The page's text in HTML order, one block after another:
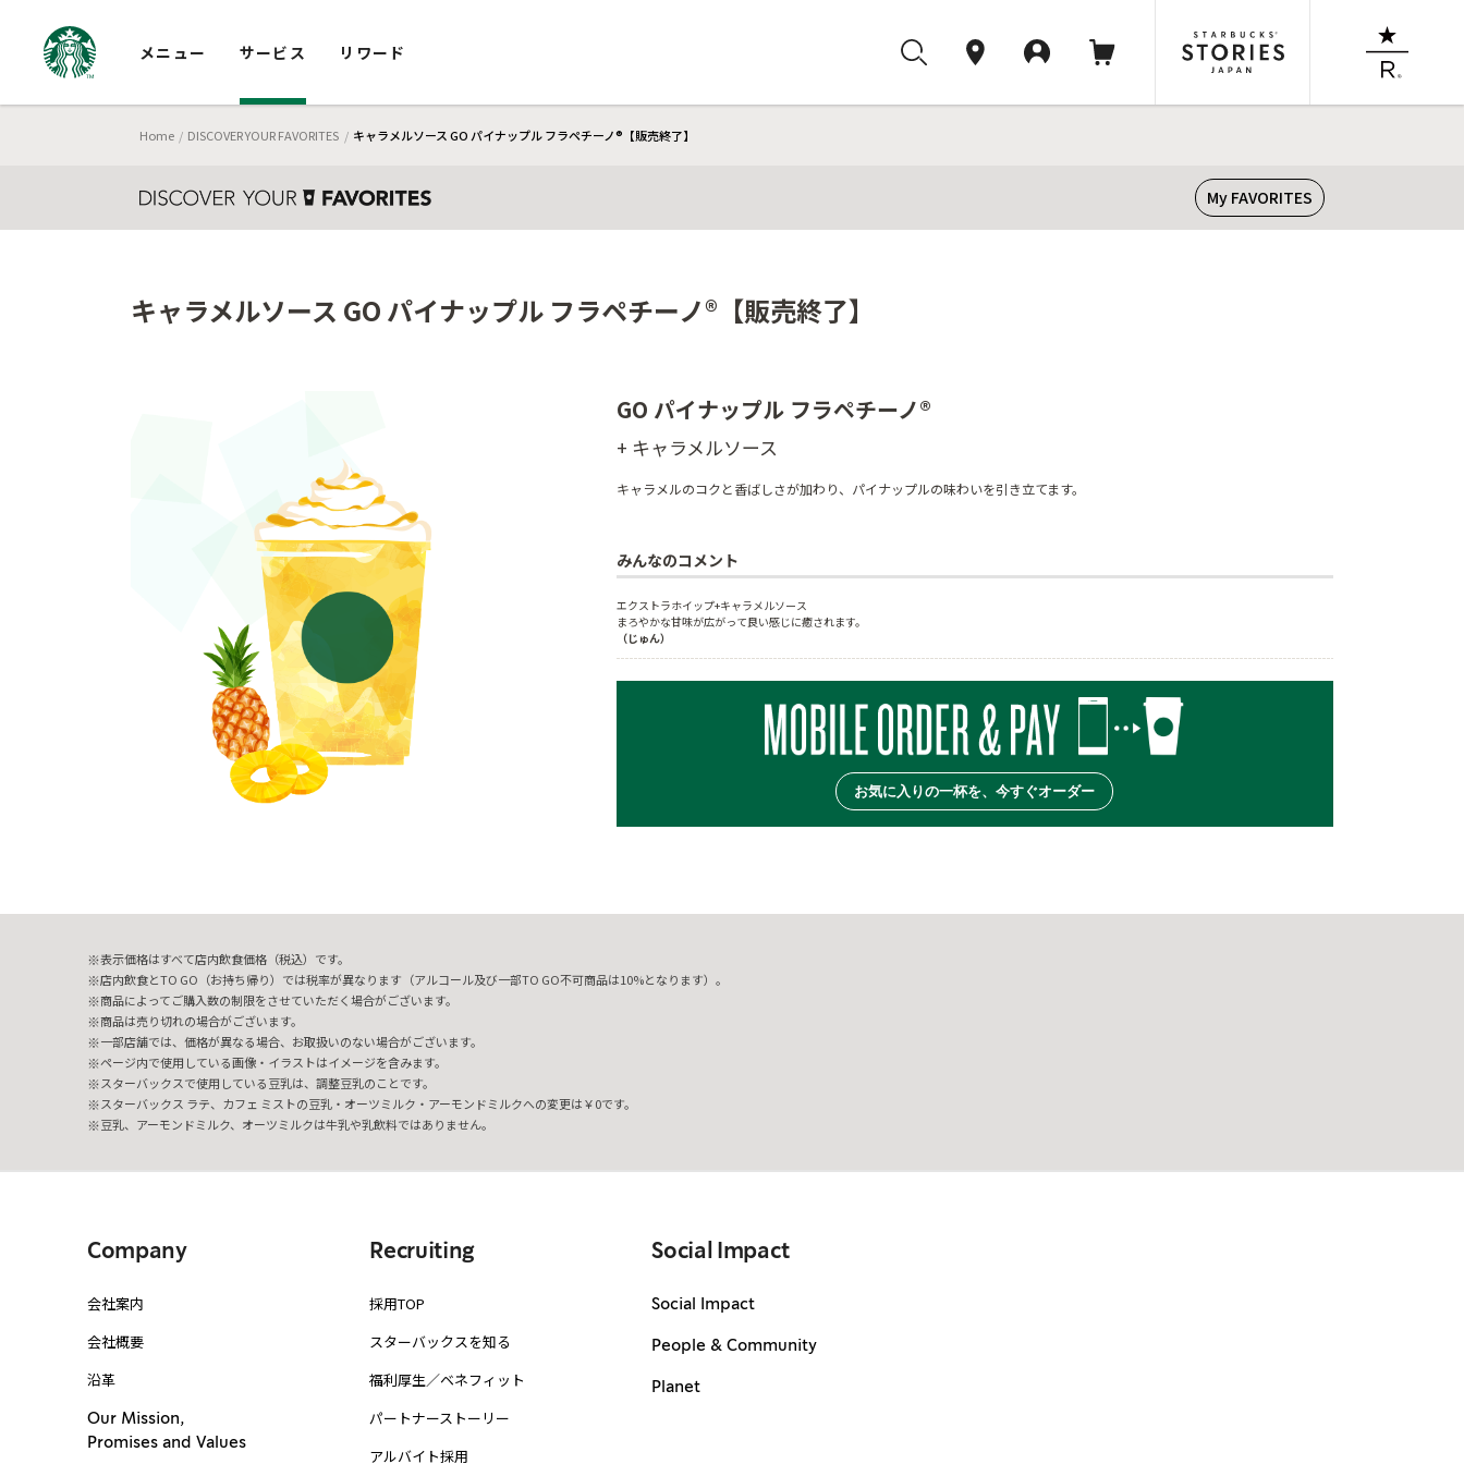
メニュー サービス リワード
Home DISCOVER YOUR FAVORITES キャラメルソース GO パイナップル フラペチーノ®【販売終了】
My FAVORITES
キャラメルソース GO パイナップル フラペチーノ®【販売終了】
GO パイナップル フラペチーノ®
+ キャラメルソース
キャラメルのコクと香ばしさが加わり、パイナップルの味わいを引き立てます。
みんなのコメント
エクストラホイップ+キャラメルソース
（じゅん）
お気に入りの一杯を、今すぐオーダー
表示価格はすべて店内飲食価格（税込）です。
店内飲食とTO GO（お持ち帰り）では税率が異なります（アルコール及び一部TO GO不可商品は10%となります）。
商品によってご購入数の制限をさせていただく場合がございます。
商品は売り切れの場合がございます。
一部店舗では、価格が異なる場合、お取扱いのない場合がございます。
ページ内で使用している画像・イラストはイメージを含みます。
スターバックスで使用している豆乳は、調整豆乳のことです。
スターバックス ラテ、カフェ ミストの豆乳・オーツミルク・アーモンドミルクへの変更は￥0です。
豆乳、アーモンドミルク、オーツミルクは牛乳や乳飲料ではありません。
Company
会社案内
会社概要
沿革
Our Mission,
Promises and Values
Recruiting
採用TOP
スターバックスを知る
福利厚生／ベネフィット
パートナーストーリー
アルバイト採用
Social Impact
Social Impact
People & Community
Planet